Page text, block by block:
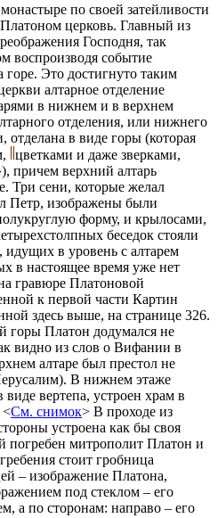
по своей затейливости
церковь. Главный из
Господня, так
воспроизводя событие
Это достигнуто таким
алтарное отделение
в нижнем и в верхнем
отделения, или нижнего
отделана в виде горы (которая
цветками и даже зверками,
причем верхний алтарь
Три сени, которые желал
Петр, изображены были
форму, и крылосами,
беседок стояли
в уровень с алтарем
в настоящее время уже нет
гравюре Платоновой
к первой части Картин
здесь выше, на странице 326.
горы Платон додумался не
видно из слов о Вифании в
алтаре был престол не
В нижнем этаже
вертепа, устроен храм в
<См. снимок> В проходе из
устроена как бы своя
погребен митрополит Платон и
стоит гробница
– изображение Платона,
под стеклом – его
а по сторонам: направо – его